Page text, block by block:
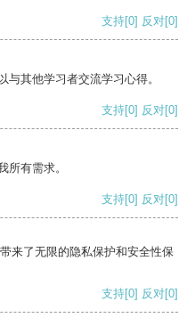
支持[0] 反对[0]
其他学习者交流学习心得。
支持[0] 反对[0]
所有需求。
支持[0] 反对[0]
来了无限的隐私保护和安全性保
支持[0] 反对[0]